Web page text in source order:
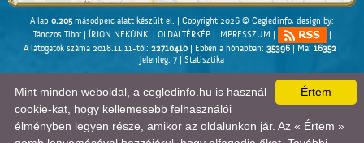
A lap 0.205másodperc alatt készült el. | Copyright 2026 © Cegledinfo, design by:
Tánczos Tibor| ÍRJON NEKÜNK!| OLDALTÉRKÉP| IMPRESSZUM |
|
A látogatók száma 2018.11.11-től: 22710410| Ebben a hónapban: 35396| Ma: 16352|
jelenleg: 7 | Statisztika
Értem
Mint minden weboldal, a cegledinfo.hu is használ
cookie-kat, hogy kellemesebb felhasználói
élményben legyen része, amikor az oldalunkon jár. Az « Értem »